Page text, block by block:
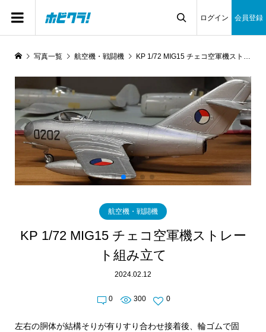
ログイン 会員登録
写真一覧 航空機・戦闘機 KP 1/72 MIG15 チェコ空軍機ストレート組み立て
航空機・戦闘機
KP 1/72 MIG15 チェコ空軍機ストレー
ト組み立て
2024.02.12
0 300 0
左右の胴体が結構そりが有りすり合わせ接着後、輪ゴムで固